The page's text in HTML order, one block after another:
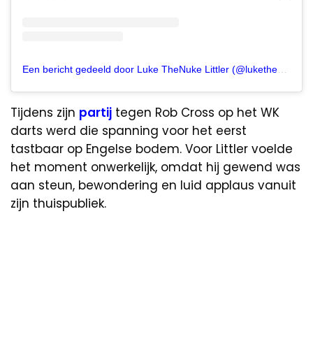
Tijdens zijn partij tegen Rob Cross op het WK
darts werd die spanning voor het eerst
tastbaar op Engelse bodem. Voor Littler voelde
het moment onwerkelijk, omdat hij gewend was
aan steun, bewondering en luid applaus vanuit
zijn thuispubliek.